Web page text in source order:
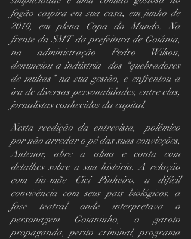
fogão caipira em sua casa, em junho de
2010, em plena Copa do Mundo. Na
frente da SMT da prefeitura de Goiânia,
na administração Pedro Wilson,
denunciou a indústria  dos “quebradores
de multas” na sua gestão, e enfrentou a
ira de diversas personalidades, entre elas,
jornalistas conhecidos da capital.
Nesta reedição da entrevista,  polêmico
por não arredar o pé das suas convicções,
Antenor, abre a alma e conta com
detalhes sobre a sua história. A relação
com tia-mãe Cici Pinheiro, a difícil
convivência com seus pais biológicos, a
fase teatral onde interpretava o
personagem Goianinho, o garoto
propaganda, perito criminal, programa